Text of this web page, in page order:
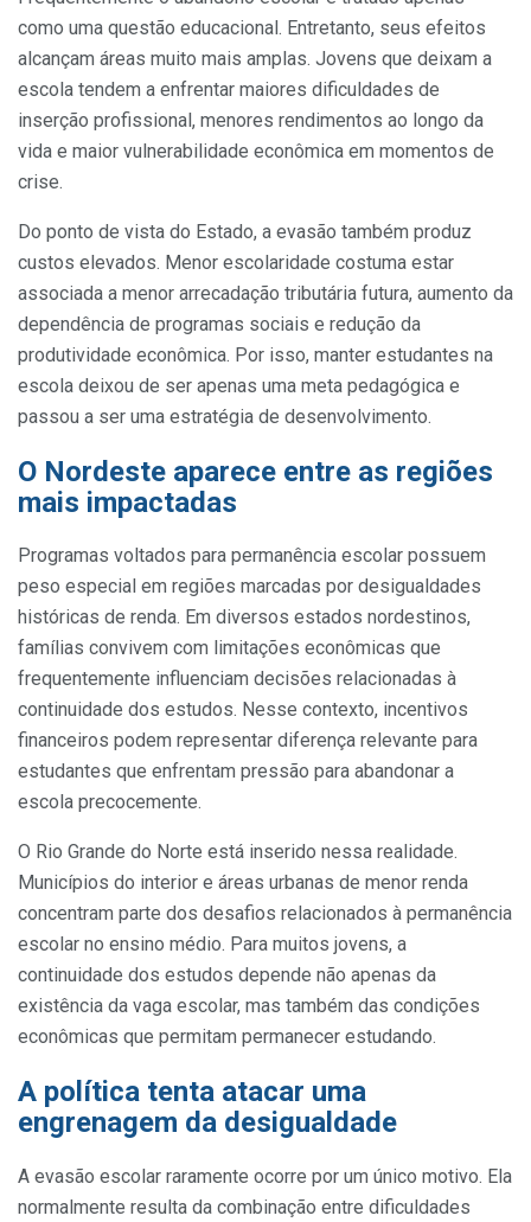
como uma questão educacional. Entretanto, seus efeitos
alcançam áreas muito mais amplas. Jovens que deixam a
escola tendem a enfrentar maiores dificuldades de
inserção profissional, menores rendimentos ao longo da
vida e maior vulnerabilidade econômica em momentos de
crise.
Do ponto de vista do Estado, a evasão também produz
custos elevados. Menor escolaridade costuma estar
associada a menor arrecadação tributária futura, aumento da
dependência de programas sociais e redução da
produtividade econômica. Por isso, manter estudantes na
escola deixou de ser apenas uma meta pedagógica e
passou a ser uma estratégia de desenvolvimento.
O Nordeste aparece entre as regiões
mais impactadas
Programas voltados para permanência escolar possuem
peso especial em regiões marcadas por desigualdades
históricas de renda. Em diversos estados nordestinos,
famílias convivem com limitações econômicas que
frequentemente influenciam decisões relacionadas à
continuidade dos estudos. Nesse contexto, incentivos
financeiros podem representar diferença relevante para
estudantes que enfrentam pressão para abandonar a
escola precocemente.
O Rio Grande do Norte está inserido nessa realidade.
Municípios do interior e áreas urbanas de menor renda
concentram parte dos desafios relacionados à permanência
escolar no ensino médio. Para muitos jovens, a
continuidade dos estudos depende não apenas da
existência da vaga escolar, mas também das condições
econômicas que permitam permanecer estudando.
A política tenta atacar uma
engrenagem da desigualdade
A evasão escolar raramente ocorre por um único motivo. Ela
normalmente resulta da combinação entre dificuldades